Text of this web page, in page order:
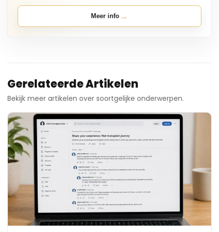
Meer info →
Gerelateerde Artikelen
Bekijk meer artikelen over soortgelijke onderwerpen.